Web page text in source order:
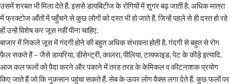
उसमें शरबत भी मिला देते हैं. इससे डायबिटीज के रोगियों में शुगर बढ़ जाती है. अधिक मात्रा
में फ्रक्टोज आँतों में पहुँचने से कुछ लोगों को दस्त भी हो जाते हैं. जिन्हें पहले से ही दस्त हो रहे
हों उन्हें विशेष कर जूस नहीं पीना चाहिए.
बाजार में निकले जूस में गंदगी होने की बहुत अधिक संभावना होती है. गंदगी से बहुत से रोग
फ़ैल सकते हैं – जैसे डायरिया, डीसेन्ट्री, कालरा, पीलिया, टायफाइड, पेट के कीड़े इत्यादि.
आज कल फलों को पैदा करने और पकाने में तरह तरह के केमिकल व कीटनाशक प्रयोग
किए जाते हैं जो कि नुकसान पहुंचा सकते हैं. सेब के ऊपर लोग वैक्स लगा देते हैं. कुछ फलों पर